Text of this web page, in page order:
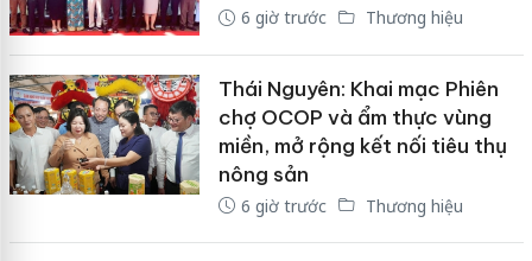
6 giờ trước Thương hiệu
Thái Nguyên: Khai mạc Phiên
chợ OCOP và ẩm thực vùng
miền, mở rộng kết nối tiêu thụ
nông sản
6 giờ trước Thương hiệu